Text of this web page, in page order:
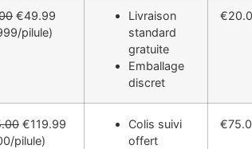
€49.99
pilule)
Livraison
standard
gratuite
Emballage
discret
€119.99
pilule)
Colis suivi
offert